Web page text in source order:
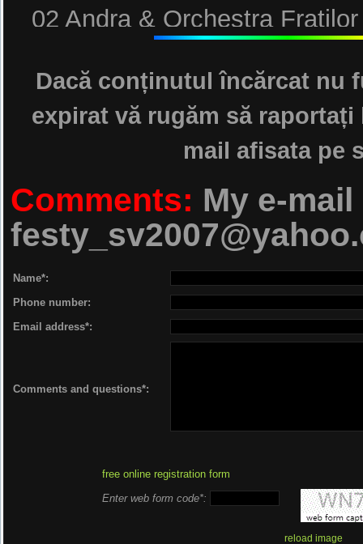
02 Andra & Orchestra
03 Andra & Orchestra Fraților
04 Andra & Orchestra
05 Andra & Orchestra Fraților
am Suit În
06 Andra & Orchestra
Nu-i Pământ
08 Andra & Orchestra
10 Andra & Orchestra
Dacă conținutul încărcat nu
expirat vă rugăm să
mail afisata pe
Comments: My e-
Name*:
Phone number:
Email address*:
Comments and questions*:
free online registration form
Enter web form code*:
reload image